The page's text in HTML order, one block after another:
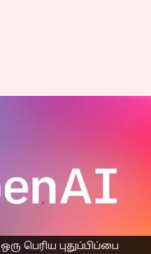
பெரிய புதுப்பிப்பை
கொள்கை
17, 2025 05:12 pm